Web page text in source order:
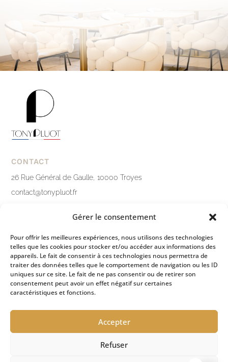
Gérer le consentement
Pour offrir les meilleures expériences, nous utilisons des technologies
telles que les cookies pour stocker et/ou accéder aux informations des
appareils. Le fait de consentir à ces technologies nous permettra de
traiter des données telles que le comportement de navigation ou les ID
uniques sur ce site. Le fait de ne pas consentir ou de retirer son
consentement peut avoir un effet négatif sur certaines
caractéristiques et fonctions.
Accepter
Refuser
CONTACT
26 Rue Général de Gaulle, 10000 Troyes
contact@tonypluot.fr
LIENS PRATIQUES
Mentions légales
Politique de confidentialité